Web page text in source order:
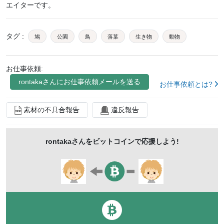
エイターです。
タグ : 鳩 公園 鳥 落葉 生き物 動物
お仕事依頼:
rontakaさんにお仕事依頼メールを送る お仕事依頼とは?
素材の不具合報告 違反報告
rontakaさんをビットコインで応援しよう!